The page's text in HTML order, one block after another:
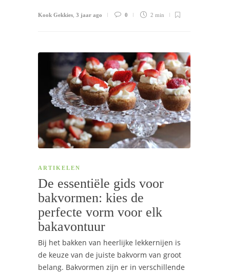
Kook Gekkies, 3 jaar ago 0 2 min
ARTIKELEN
De essentiële gids voor
bakvormen: kies de
perfecte vorm voor elk
bakavontuur
Bij het bakken van heerlijke lekkernijen is
de keuze van de juiste bakvorm van groot
belang. Bakvormen zijn er in verschillende